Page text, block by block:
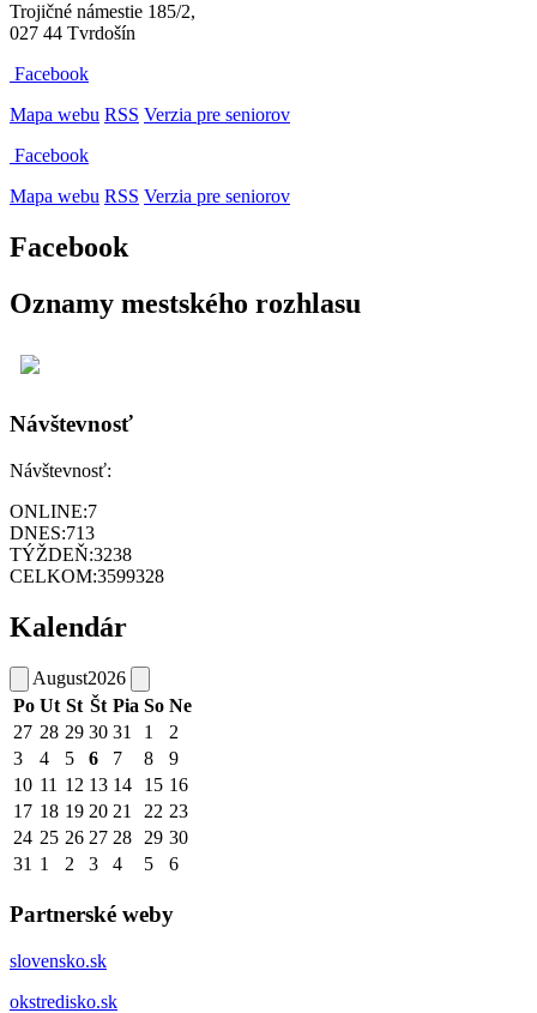
Trojičné námestie 185/2,
027 44 Tvrdošín
Facebook
Mapa webu RSS Verzia pre seniorov
Facebook
Mapa webu RSS Verzia pre seniorov
Facebook
Oznamy mestského rozhlasu
Návštevnosť
Návštevnosť:
ONLINE:7
DNES:713
TÝŽDEŇ:3238
CELKOM:3599328
Kalendár
August2026
Po Ut St Št Pia So Ne
27 28 29 30 31 1
2
3
4 5 6 7 8
9
10 11 12 13 14 15 16
17 18 19 20 21 22 23
24 25 26 27 28 29 30
31 1 2 3 4 5 6
Partnerské weby
slovensko.sk
okstredisko.sk